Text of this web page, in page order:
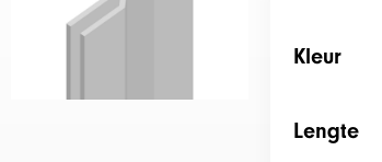
Kleur
Lengte